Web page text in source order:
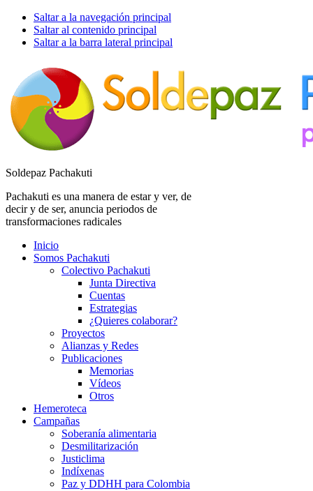
Saltar a la navegación principal
Saltar al contenido principal
Saltar a la barra lateral principal
Soldepaz Pachakuti
Pachakuti es una manera de estar y ver, de
decir y de ser, anuncia periodos de
transformaciones radicales
Inicio
Somos Pachakuti
Colectivo Pachakuti
Junta Directiva
Cuentas
Estrategias
¿Quieres colaborar?
Proyectos
Alianzas y Redes
Publicaciones
Memorias
Vídeos
Otros
Hemeroteca
Campañas
Soberanía alimentaria
Desmilitarización
Justiclima
Indíxenas
Paz y DDHH para Colombia